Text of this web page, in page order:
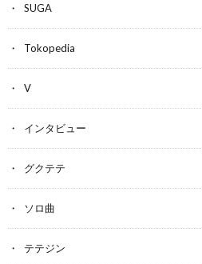
SUGA
Tokopedia
V
インタビュー
グクテテ
ソロ曲
テテジン